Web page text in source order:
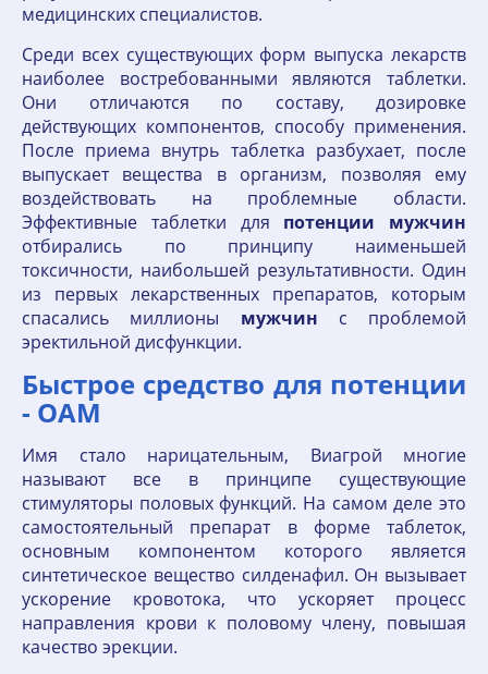
медицинских специалистов.
Среди всех существующих форм выпуска лекарств
наиболее востребованными являются таблетки.
Они отличаются по составу, дозировке
действующих компонентов, способу применения.
После приема внутрь таблетка разбухает, после
выпускает вещества в организм, позволяя ему
воздействовать на проблемные области.
Эффективные таблетки для потенции
мужчин
отбирались по принципу наименьшей
токсичности, наибольшей результативности. Один
из первых лекарственных препаратов, которым
спасались миллионы мужчин с проблемой
эректильной дисфункции.
Быстрое средство для потенции
- OAM
Имя стало нарицательным, Виагрой многие
называют все в принципе существующие
стимуляторы половых функций. На самом деле это
самостоятельный препарат в форме таблеток,
основным компонентом которого является
синтетическое вещество силденафил. Он вызывает
ускорение кровотока, что ускоряет процесс
направления крови к половому члену, повышая
качество эрекции.